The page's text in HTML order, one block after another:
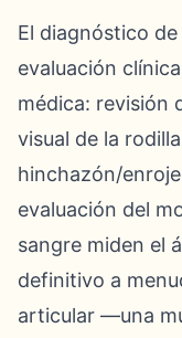
El diagnóstico
evaluación
médica: revisión
visual de la
hinchazón/
evaluación del
sangre miden el
definitivo a
articular —una